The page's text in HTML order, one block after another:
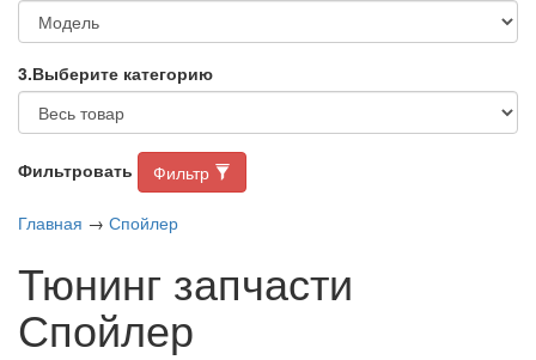
3.Выберите категорию
Фильтровать Фильтр
Главная → Спойлер
Тюнинг запчасти
Спойлер